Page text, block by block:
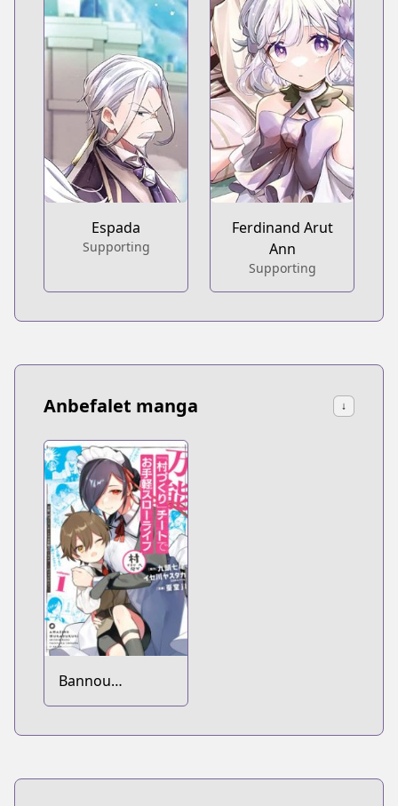
Espada
Supporting
Ferdinand Arut
Ann
Supporting
Anbefalet manga ↓
Bannou
"Murazukuri"